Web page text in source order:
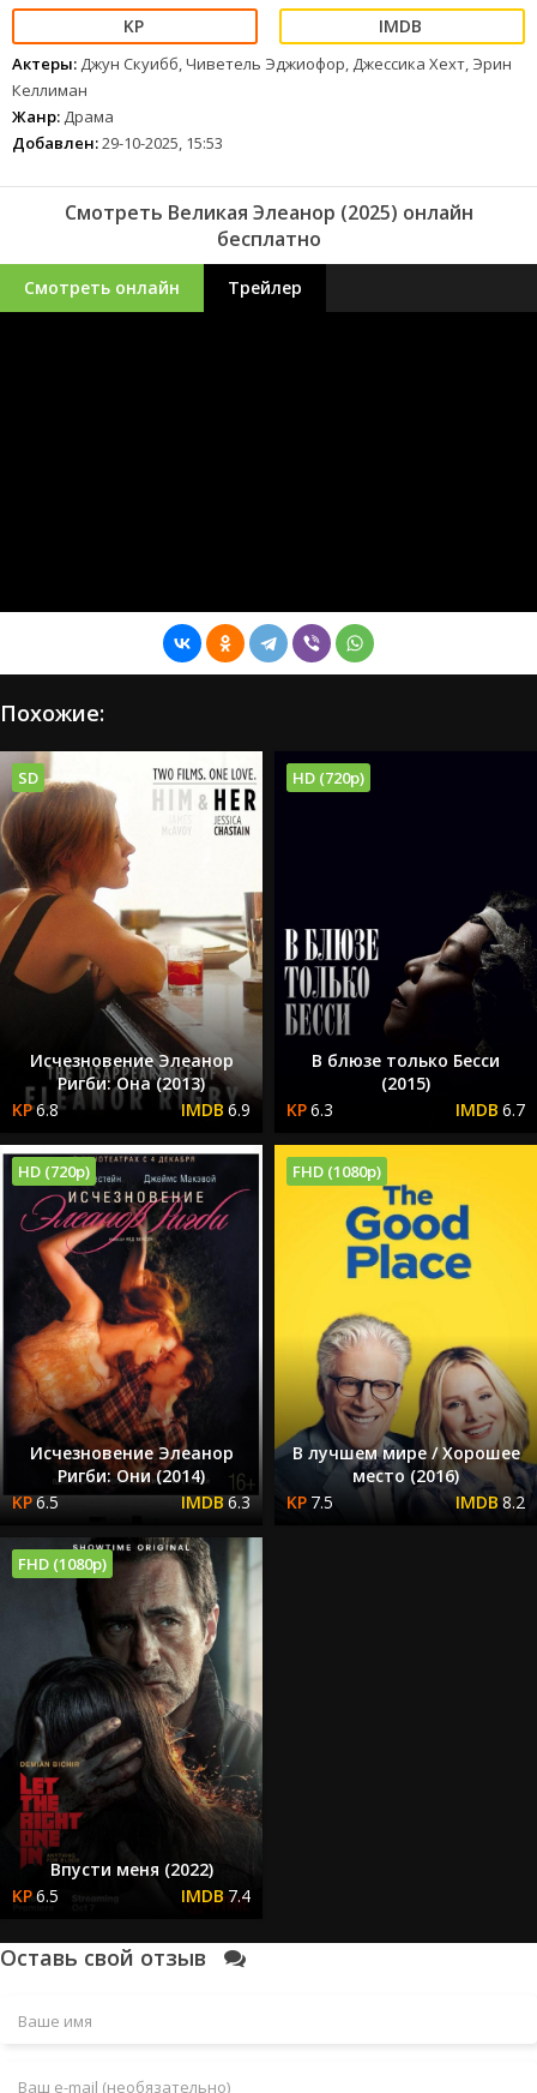
Актеры: Джун Скуибб, Чиветель Эджиофор, Джессика Хехт, Эрин
Келлиман
Жанр: Драма
Добавлен:29-10-2025, 15:53
Смотреть Великая Элеанор (2025) онлайн
бесплатно
Смотреть онлайн Трейлер
Похожие:
SD
Исчезновение Элеанор
Ригби: Она (2013)
6.8
6.9
HD (720p)
В блюзе только Бесси
(2015)
6.3
6.7
HD (720p)
Исчезновение Элеанор
Ригби: Они (2014)
6.5
6.3
FHD (1080p)
В лучшем мире / Хорошее
место (2016)
7.5
8.2
FHD (1080p)
Впусти меня (2022)
6.5
7.4
Оставь свой отзыв